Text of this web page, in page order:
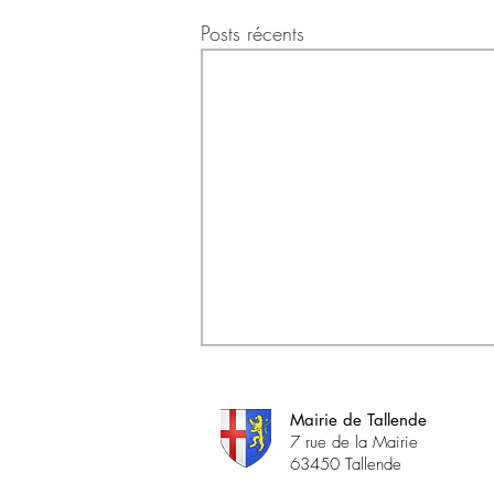
Posts récents
Mairie de Tallende
7 rue de la Mairie
63450 Tallende